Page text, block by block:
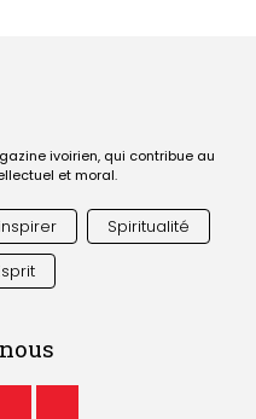
ivoirien, qui contribue au
et moral.
Spiritualité